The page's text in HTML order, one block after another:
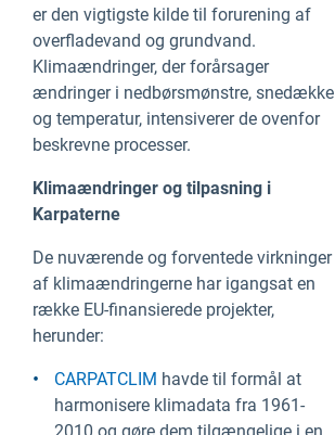
er den vigtigste kilde til forurening af
overfladevand og grundvand.
Klimaændringer, der forårsager
ændringer i nedbørsmønstre, snedække
og temperatur, intensiverer de ovenfor
beskrevne processer.
Klimaændringer og tilpasning i
Karpaterne
De nuværende og forventede virkninger
af klimaændringerne har igangsat en
række EU-finansierede projekter,
herunder:
CARPATCLIM havde til formål at
harmonisere klimadata fra 1961-